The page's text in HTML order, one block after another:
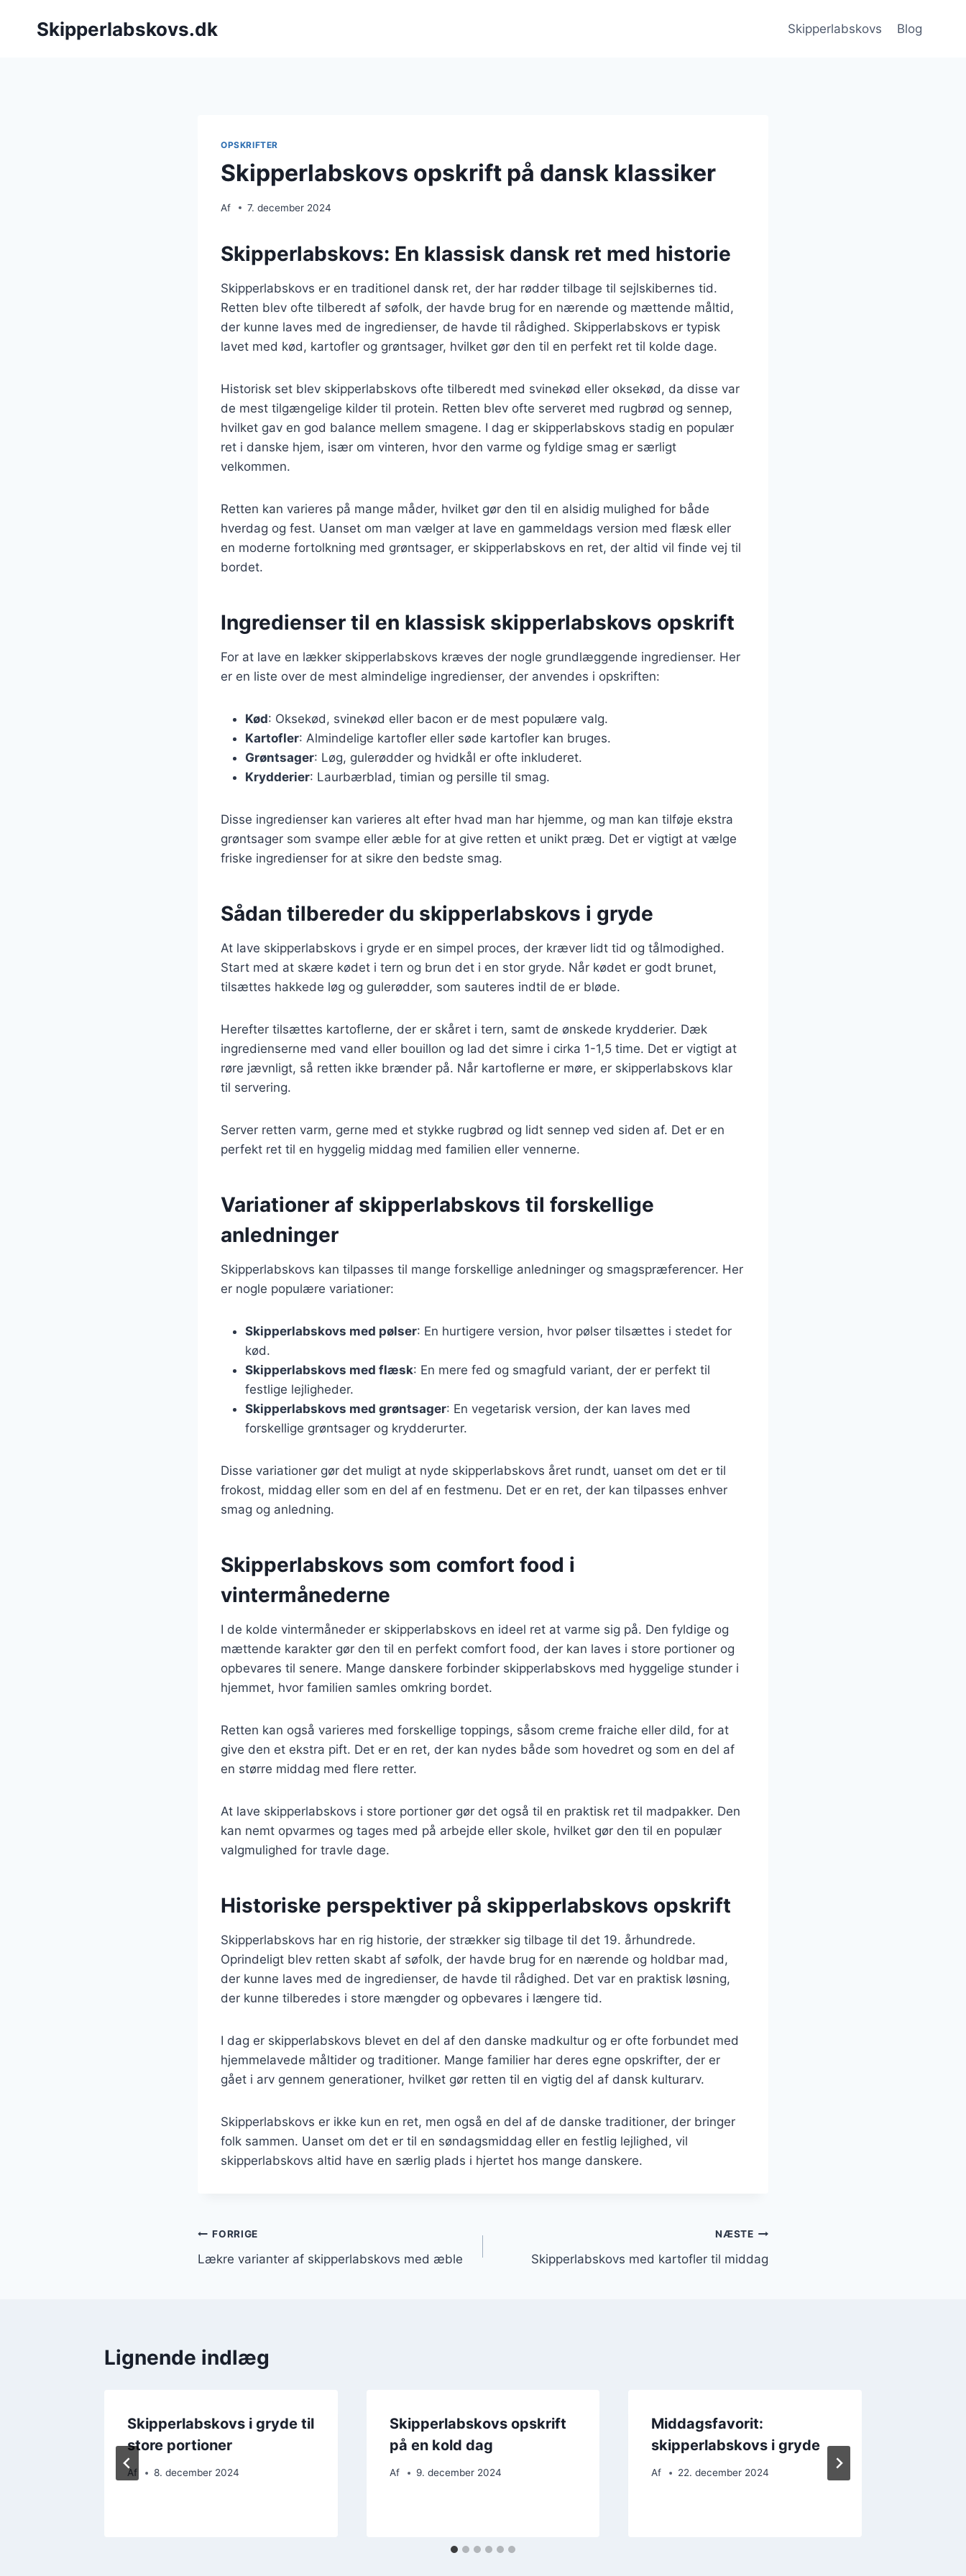
Skipperlabskovs.dk Skipperlabskovs Blog
OPSKRIFTER
Skipperlabskovs opskrift på dansk klassiker
Af 7. december 2024
Skipperlabskovs: En klassisk dansk ret med historie
Skipperlabskovs er en traditionel dansk ret, der har rødder tilbage til sejlskibernes tid.
Retten blev ofte tilberedt af søfolk, der havde brug for en nærende og mættende måltid,
der kunne laves med de ingredienser, de havde til rådighed. Skipperlabskovs er typisk
lavet med kød, kartofler og grøntsager, hvilket gør den til en perfekt ret til kolde dage.
Historisk set blev skipperlabskovs ofte tilberedt med svinekød eller oksekød, da disse var
de mest tilgængelige kilder til protein. Retten blev ofte serveret med rugbrød og sennep,
hvilket gav en god balance mellem smagene. I dag er skipperlabskovs stadig en populær
ret i danske hjem, især om vinteren, hvor den varme og fyldige smag er særligt
velkommen.
Retten kan varieres på mange måder, hvilket gør den til en alsidig mulighed for både
hverdag og fest. Uanset om man vælger at lave en gammeldags version med flæsk eller
en moderne fortolkning med grøntsager, er skipperlabskovs en ret, der altid vil finde vej til
bordet.
Ingredienser til en klassisk skipperlabskovs opskrift
For at lave en lækker skipperlabskovs kræves der nogle grundlæggende ingredienser. Her
er en liste over de mest almindelige ingredienser, der anvendes i opskriften:
Kød: Oksekød, svinekød eller bacon er de mest populære valg.
Kartofler: Almindelige kartofler eller søde kartofler kan bruges.
Grøntsager: Løg, gulerødder og hvidkål er ofte inkluderet.
Krydderier: Laurbærblad, timian og persille til smag.
Disse ingredienser kan varieres alt efter hvad man har hjemme, og man kan tilføje ekstra
grøntsager som svampe eller æble for at give retten et unikt præg. Det er vigtigt at vælge
friske ingredienser for at sikre den bedste smag.
Sådan tilbereder du skipperlabskovs i gryde
At lave skipperlabskovs i gryde er en simpel proces, der kræver lidt tid og tålmodighed.
Start med at skære kødet i tern og brun det i en stor gryde. Når kødet er godt brunet,
tilsættes hakkede løg og gulerødder, som sauteres indtil de er bløde.
Herefter tilsættes kartoflerne, der er skåret i tern, samt de ønskede krydderier. Dæk
ingredienserne med vand eller bouillon og lad det simre i cirka 1-1,5 time. Det er vigtigt at
røre jævnligt, så retten ikke brænder på. Når kartoflerne er møre, er skipperlabskovs klar
til servering.
Server retten varm, gerne med et stykke rugbrød og lidt sennep ved siden af. Det er en
perfekt ret til en hyggelig middag med familien eller vennerne.
Variationer af skipperlabskovs til forskellige
anledninger
Skipperlabskovs kan tilpasses til mange forskellige anledninger og smagspræferencer. Her
er nogle populære variationer:
Skipperlabskovs med pølser: En hurtigere version, hvor pølser tilsættes i stedet for
kød.
Skipperlabskovs med flæsk: En mere fed og smagfuld variant, der er perfekt til
festlige lejligheder.
Skipperlabskovs med grøntsager: En vegetarisk version, der kan laves med
forskellige grøntsager og krydderurter.
Disse variationer gør det muligt at nyde skipperlabskovs året rundt, uanset om det er til
frokost, middag eller som en del af en festmenu. Det er en ret, der kan tilpasses enhver
smag og anledning.
Skipperlabskovs som comfort food i
vintermånederne
I de kolde vintermåneder er skipperlabskovs en ideel ret at varme sig på. Den fyldige og
mættende karakter gør den til en perfekt comfort food, der kan laves i store portioner og
opbevares til senere. Mange danskere forbinder skipperlabskovs med hyggelige stunder i
hjemmet, hvor familien samles omkring bordet.
Retten kan også varieres med forskellige toppings, såsom creme fraiche eller dild, for at
give den et ekstra pift. Det er en ret, der kan nydes både som hovedret og som en del af
en større middag med flere retter.
At lave skipperlabskovs i store portioner gør det også til en praktisk ret til madpakker. Den
kan nemt opvarmes og tages med på arbejde eller skole, hvilket gør den til en populær
valgmulighed for travle dage.
Historiske perspektiver på skipperlabskovs opskrift
Skipperlabskovs har en rig historie, der strækker sig tilbage til det 19. århundrede.
Oprindeligt blev retten skabt af søfolk, der havde brug for en nærende og holdbar mad,
der kunne laves med de ingredienser, de havde til rådighed. Det var en praktisk løsning,
der kunne tilberedes i store mængder og opbevares i længere tid.
I dag er skipperlabskovs blevet en del af den danske madkultur og er ofte forbundet med
hjemmelavede måltider og traditioner. Mange familier har deres egne opskrifter, der er
gået i arv gennem generationer, hvilket gør retten til en vigtig del af dansk kulturarv.
Skipperlabskovs er ikke kun en ret, men også en del af de danske traditioner, der bringer
folk sammen. Uanset om det er til en søndagsmiddag eller en festlig lejlighed, vil
skipperlabskovs altid have en særlig plads i hjertet hos mange danskere.
Indlægsnavigation
FORRIGE
Lækre varianter af skipperlabskovs med æble
NÆSTE
Skipperlabskovs med kartofler til middag
Lignende indlæg
Skipperlabskovs i gryde til
store portioner
Af 8. december 2024
Skipperlabskovs opskrift
på en kold dag
Af 9. december 2024
Middagsfavorit:
skipperlabskovs i gryde
Af 22. december 2024